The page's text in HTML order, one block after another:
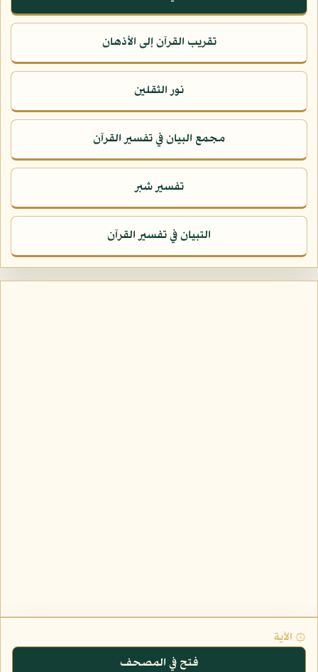
تقريب القرآن إلى الأذهان
نور الثقلين
مجمع البيان في تفسير القرآن
تفسير شبر
التبيان في تفسير القرآن
۞ الآية
فتح في المصحف